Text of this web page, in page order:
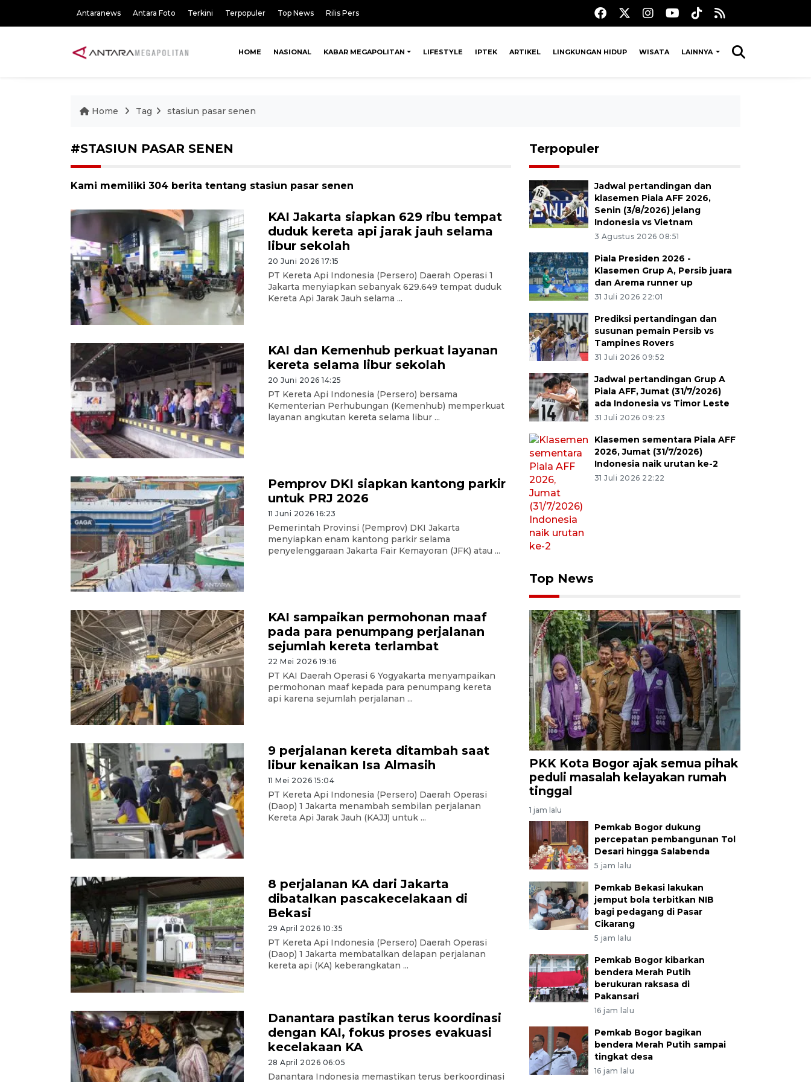
Antaranews Antara Foto Terkini Terpopuler Top News Rilis Pers
HOME NASIONAL KABAR MEGAPOLITAN LIFESTYLE IPTEK ARTIKEL LINGKUNGAN HIDUP WISATA LAINNYA
Home Tag stasiun pasar senen
#STASIUN PASAR SENEN
Kami memiliki 304 berita tentang stasiun pasar senen
KAI Jakarta siapkan 629 ribu tempat
duduk kereta api jarak jauh selama
libur sekolah
20 Juni 2026 17:15
PT Kereta Api Indonesia (Persero) Daerah Operasi 1
Jakarta menyiapkan sebanyak 629.649 tempat duduk
Kereta Api Jarak Jauh selama ...
KAI dan Kemenhub perkuat layanan
kereta selama libur sekolah
20 Juni 2026 14:25
PT Kereta Api Indonesia (Persero) bersama
Kementerian Perhubungan (Kemenhub) memperkuat
layanan angkutan kereta selama libur ...
Pemprov DKI siapkan kantong parkir
untuk PRJ 2026
11 Juni 2026 16:23
Pemerintah Provinsi (Pemprov) DKI Jakarta
menyiapkan enam kantong parkir selama
penyelenggaraan Jakarta Fair Kemayoran (JFK) atau ...
KAI sampaikan permohonan maaf
pada para penumpang perjalanan
sejumlah kereta terlambat
22 Mei 2026 19:16
PT KAI Daerah Operasi 6 Yogyakarta menyampaikan
permohonan maaf kepada para penumpang kereta
api karena sejumlah perjalanan ...
9 perjalanan kereta ditambah saat
libur kenaikan Isa Almasih
11 Mei 2026 15:04
PT Kereta Api Indonesia (Persero) Daerah Operasi
(Daop) 1 Jakarta menambah sembilan perjalanan
Kereta Api Jarak Jauh (KAJJ) untuk ...
8 perjalanan KA dari Jakarta
dibatalkan pascakecelakaan di
Bekasi
29 April 2026 10:35
PT Kereta Api Indonesia (Persero) Daerah Operasi
(Daop) 1 Jakarta membatalkan delapan perjalanan
kereta api (KA) keberangkatan ...
Danantara pastikan terus koordinasi
dengan KAI, fokus proses evakuasi
kecelakaan KA
28 April 2026 06:05
Danantara Indonesia memastikan terus berkoordinasi
Terpopuler
Jadwal pertandingan dan
klasemen Piala AFF 2026,
Senin (3/8/2026) jelang
Indonesia vs Vietnam
3 Agustus 2026 08:51
Piala Presiden 2026 -
Klasemen Grup A, Persib juara
dan Arema runner up
31 Juli 2026 22:01
Prediksi pertandingan dan
susunan pemain Persib vs
Tampines Rovers
31 Juli 2026 09:52
Jadwal pertandingan Grup A
Piala AFF, Jumat (31/7/2026)
ada Indonesia vs Timor Leste
31 Juli 2026 09:23
Klasemen sementara Piala AFF
2026, Jumat (31/7/2026)
Indonesia naik urutan ke-2
31 Juli 2026 22:22
Top News
PKK Kota Bogor ajak semua pihak
peduli masalah kelayakan rumah
tinggal
1 jam lalu
Pemkab Bogor dukung
percepatan pembangunan Tol
Desari hingga Salabenda
5 jam lalu
Pemkab Bekasi lakukan
jemput bola terbitkan NIB
bagi pedagang di Pasar
Cikarang
5 jam lalu
Pemkab Bogor kibarkan
bendera Merah Putih
berukuran raksasa di
Pakansari
16 jam lalu
Pemkab Bogor bagikan
bendera Merah Putih sampai
tingkat desa
16 jam lalu